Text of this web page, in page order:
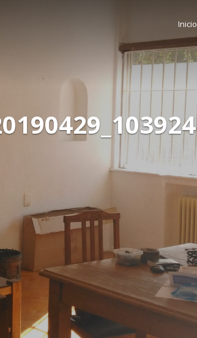
Inicio